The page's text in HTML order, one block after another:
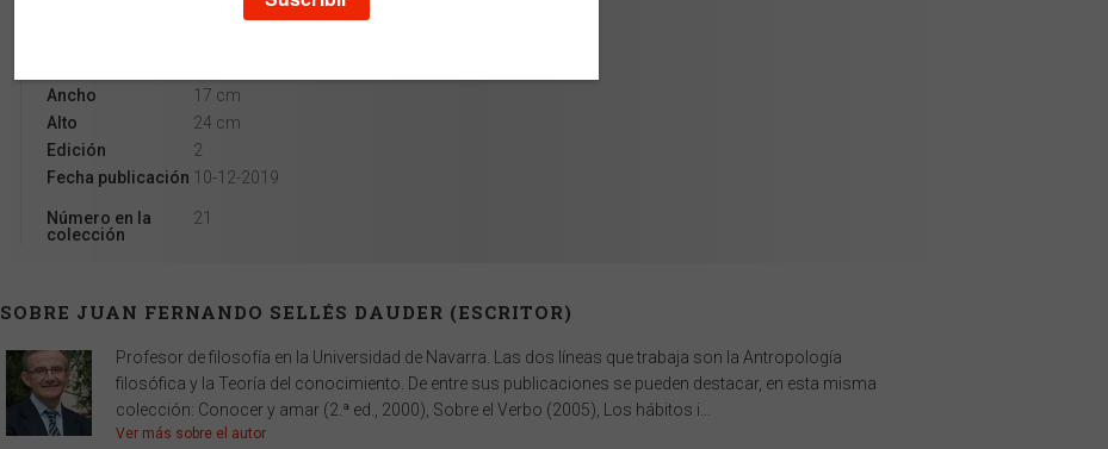
Ancho
17 cm
Alto
24 cm
Edición
2
Fecha publicación 10-12-2019
Número en la
colección
21
SOBRE JUAN FERNANDO SELLÉS DAUDER (ESCRITOR)
Profesor de filosofía en la Universidad de Navarra. Las dos líneas que trabaja son la Antropología
filosófica y la Teoría del conocimiento. De entre sus publicaciones se pueden destacar, en esta misma
colección: Conocer y amar (2.ª ed., 2000), Sobre el Verbo (2005), Los hábitos i...
Ver más sobre el autor